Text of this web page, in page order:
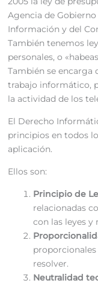
Agencia de
Información y del
También tenemos
personales, o
También se encarga
trabajo informático,
la actividad de los
El Derecho
principios en todos
aplicación.
Ellos son:
Principio de
relacionadas
con las leyes y
resolver.
Neutralidad